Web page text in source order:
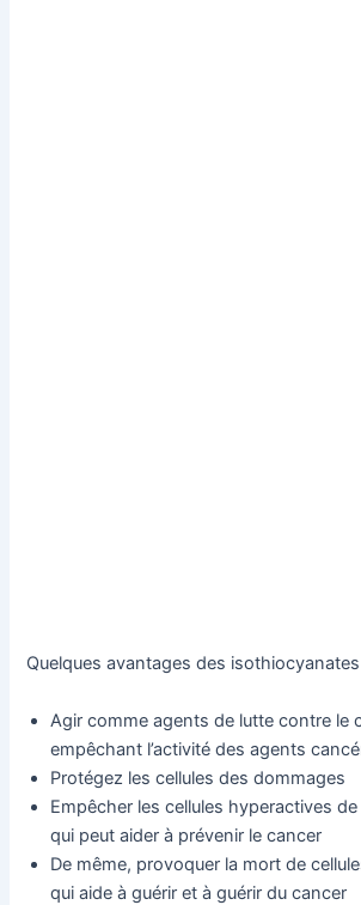
Quelques avantages des
Agir comme agents de lutte contre le
empêchant l’activité des agents
Protégez les cellules des dommages
Empêcher les cellules hyperactives
qui peut aider à prévenir le cancer
De même, provoquer la mort de
qui aide à guérir et à guérir du cancer